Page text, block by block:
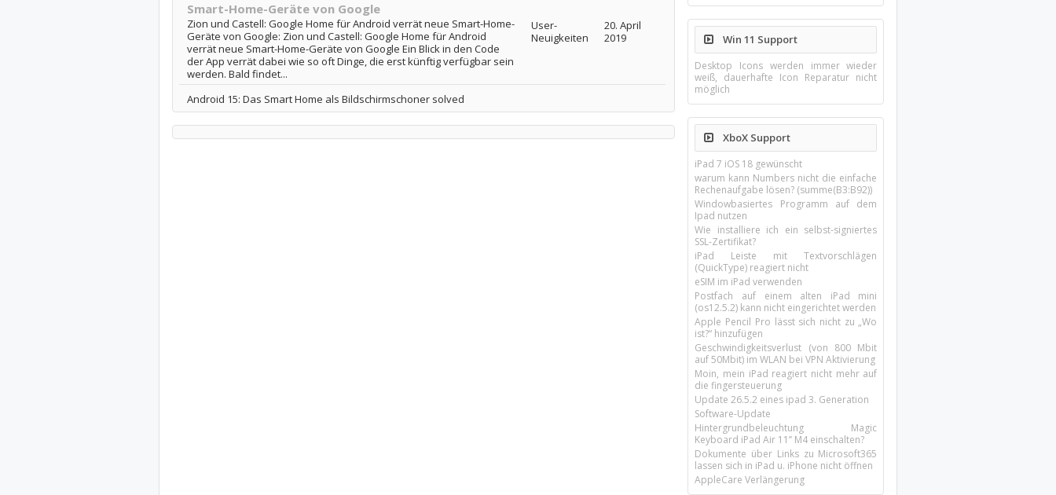
Smart-Home-Geräte von Google
Zion und Castell: Google Home für Android verrät neue Smart-Home-
Geräte von Google: Zion und Castell: Google Home für Android
verrät neue Smart-Home-Geräte von Google Ein Blick in den Code
der App verrät dabei wie so oft Dinge, die erst künftig verfügbar sein
werden. Bald findet...
User-
Neuigkeiten
20. April
2019
Android 15: Das Smart Home als Bildschirmschoner solved
Win 11 Support
Desktop Icons werden immer wieder
weiß, dauerhafte Icon Reparatur nicht
möglich
XboX Support
iPad 7 iOS 18 gewünscht
warum kann Numbers nicht die einfache
Rechenaufgabe lösen? (summe(B3:B92))
Windowbasiertes Programm auf dem
Ipad nutzen
Wie installiere ich ein selbst-signiertes
SSL-Zertifikat?
iPad Leiste mit Textvorschlägen
(QuickType) reagiert nicht
eSIM im iPad verwenden
Postfach auf einem alten iPad mini
(os12.5.2) kann nicht eingerichtet werden
Apple Pencil Pro lässt sich nicht zu „Wo
ist?“ hinzufügen
Geschwindigkeitsverlust (von 800 Mbit
auf 50Mbit) im WLAN bei VPN Aktivierung
Moin, mein iPad reagiert nicht mehr auf
die fingersteuerung
Update 26.5.2 eines ipad 3. Generation
Software-Update
Hintergrundbeleuchtung Magic
Keyboard iPad Air 11’’ M4 einschalten?
Dokumente über Links zu Microsoft365
lassen sich in iPad u. iPhone nicht öffnen
AppleCare Verlängerung